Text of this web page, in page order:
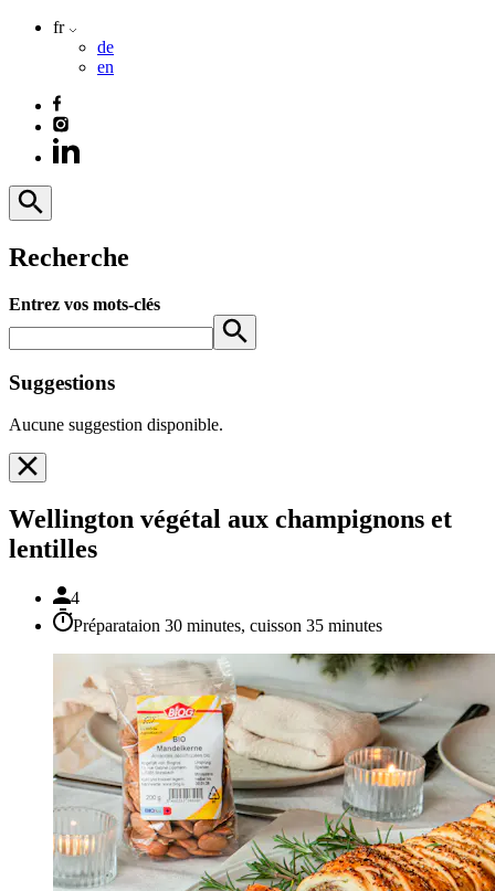
fr
de
en
Recherche
Entrez vos mots-clés
Suggestions
Aucune suggestion disponible.
Wellington végétal aux champignons et
lentilles
4
Préparataion 30 minutes, cuisson 35 minutes